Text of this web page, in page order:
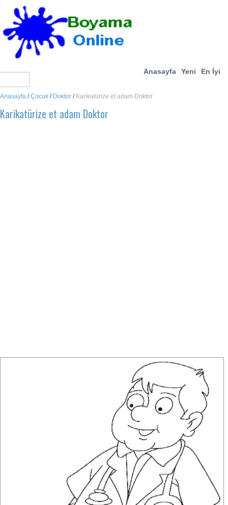
Anasayfa Yeni En İyi
Anasayfa /Çocuk / Doktor / Karikatürize et adam Doktor
Karikatürize et adam Doktor